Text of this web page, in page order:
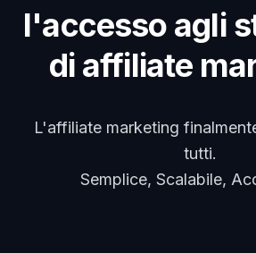
l'accesso agli
di affiliate
L'affiliate marketing
tutti.
Semplice, Scalabile,